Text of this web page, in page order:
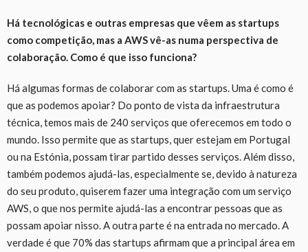
Há tecnológicas e outras empresas que vêem as startups
como competição, mas a AWS vê-as numa perspectiva de
colaboração. Como é que isso funciona?
Há algumas formas de colaborar com as startups. Uma é como é
que as podemos apoiar? Do ponto de vista da infraestrutura
técnica, temos mais de 240 serviços que oferecemos em todo o
mundo. Isso permite que as startups, quer estejam em Portugal
ou na Estónia, possam tirar partido desses serviços. Além disso,
também podemos ajudá-las, especialmente se, devido à natureza
do seu produto, quiserem fazer uma integração com um serviço
AWS, o que nos permite ajudá-las a encontrar pessoas que as
possam apoiar nisso. A outra parte é na entrada no mercado. A
verdade é que 70% das startups afirmam que a principal área em